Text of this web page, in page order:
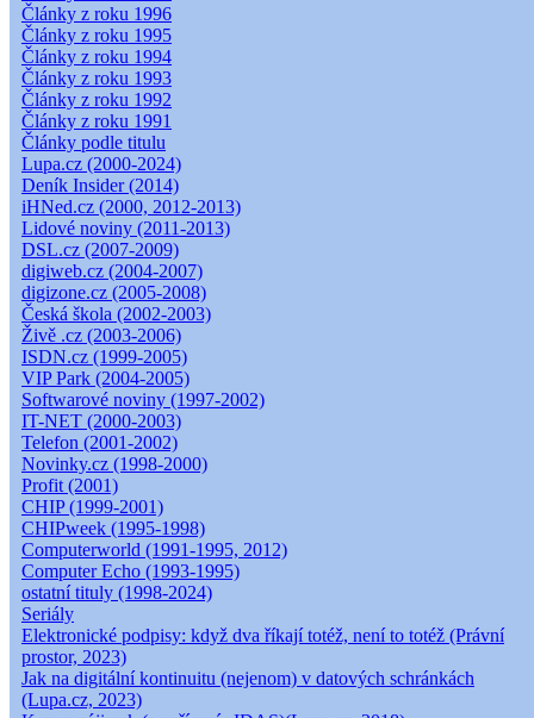
Články z roku 1996
Články z roku 1995
Články z roku 1994
Články z roku 1993
Články z roku 1992
Články z roku 1991
Články podle titulu
Lupa.cz (2000-2024)
Deník Insider (2014)
iHNed.cz (2000, 2012-2013)
Lidové noviny (2011-2013)
DSL.cz (2007-2009)
digiweb.cz (2004-2007)
digizone.cz (2005-2008)
Česká škola (2002-2003)
Živě .cz (2003-2006)
ISDN.cz (1999-2005)
VIP Park (2004-2005)
Softwarové noviny (1997-2002)
IT-NET (2000-2003)
Telefon (2001-2002)
Novinky.cz (1998-2000)
Profit (2001)
CHIP (1999-2001)
CHIPweek (1995-1998)
Computerworld (1991-1995, 2012)
Computer Echo (1993-1995)
ostatní tituly (1998-2024)
Seriály
Elektronické podpisy: když dva říkají totéž, není to totéž (Právní
prostor, 2023)
Jak na digitální kontinuitu (nejenom) v datových schránkách
(Lupa.cz, 2023)